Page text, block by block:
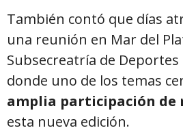
También contó que días
una reunión en Mar del
Subsecreatría de Deportes
donde uno de los temas
amplia participación de
esta nueva edición.